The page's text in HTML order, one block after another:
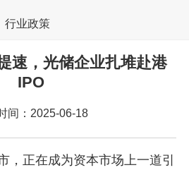
行业政策
速，光储企业扎堆赴港
IPO
间：2025-06-18
，正在成为资本市场上一道引